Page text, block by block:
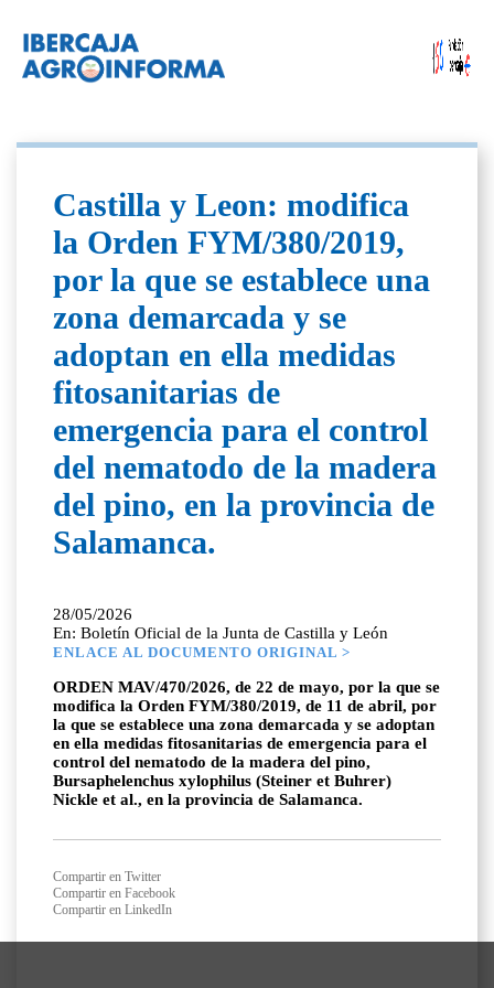
Castilla y Leon: modifica
la Orden FYM/380/2019,
por la que se establece una
zona demarcada y se
adoptan en ella medidas
fitosanitarias de
emergencia para el control
del nematodo de la madera
del pino, en la provincia de
Salamanca.
28/05/2026
En: Boletín Oficial de la Junta de Castilla y León
ENLACE AL DOCUMENTO ORIGINAL >
ORDEN MAV/470/2026, de 22 de mayo, por la que se
modifica la Orden FYM/380/2019, de 11 de abril, por
la que se establece una zona demarcada y se adoptan
en ella medidas fitosanitarias de emergencia para el
control del nematodo de la madera del pino,
Bursaphelenchus xylophilus (Steiner et Buhrer)
Nickle et al., en la provincia de Salamanca.
Compartir en Twitter
Compartir en Facebook
Compartir en LinkedIn